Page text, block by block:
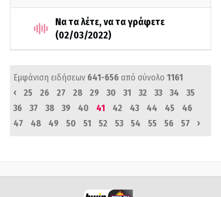
Να τα λέτε, να τα γράφετε
(02/03/2022)
Εμφάνιση ειδήσεων 641-656 από σύνολο 1161
‹
25 26 27 28 29 30 31 32 33 34
35
36
37 38 39 40 41 42 43 44 45
46
47
48 49 50 51 52 53 54 55 56 57 ›